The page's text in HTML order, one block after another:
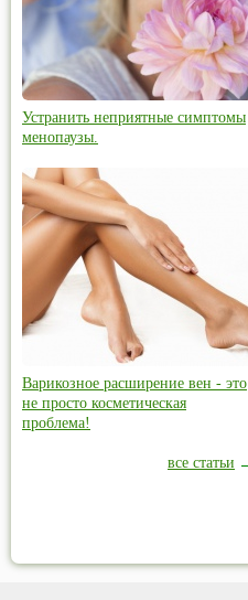
Устранить неприятные симптомы
менопаузы.
Варикозное расширение вен - это
не просто косметическая
проблема!
все статьи